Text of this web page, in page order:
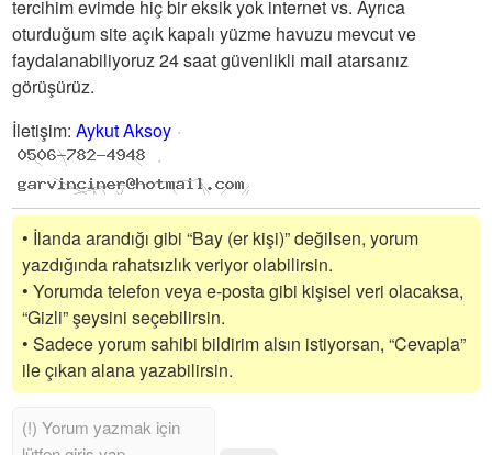
tercihim evimde hiç bir eksik yok internet vs. Ayrıca
oturduğum site açık kapalı yüzme havuzu mevcut ve
faydalanabiliyoruz 24 saat güvenlikli mail atarsanız
görüşürüz.
İletişim:Aykut Aksoy
• İlanda arandığı gibi “Bay (er kişi)” değilsen, yorum
yazdığında rahatsızlık veriyor olabilirsin.
• Yorumda telefon veya e-posta gibi kişisel veri olacaksa,
“Gizli” şeysini seçebilirsin.
• Sadece yorum sahibi bildirim alsın istiyorsan, “Cevapla”
ile çıkan alana yazabilirsin.